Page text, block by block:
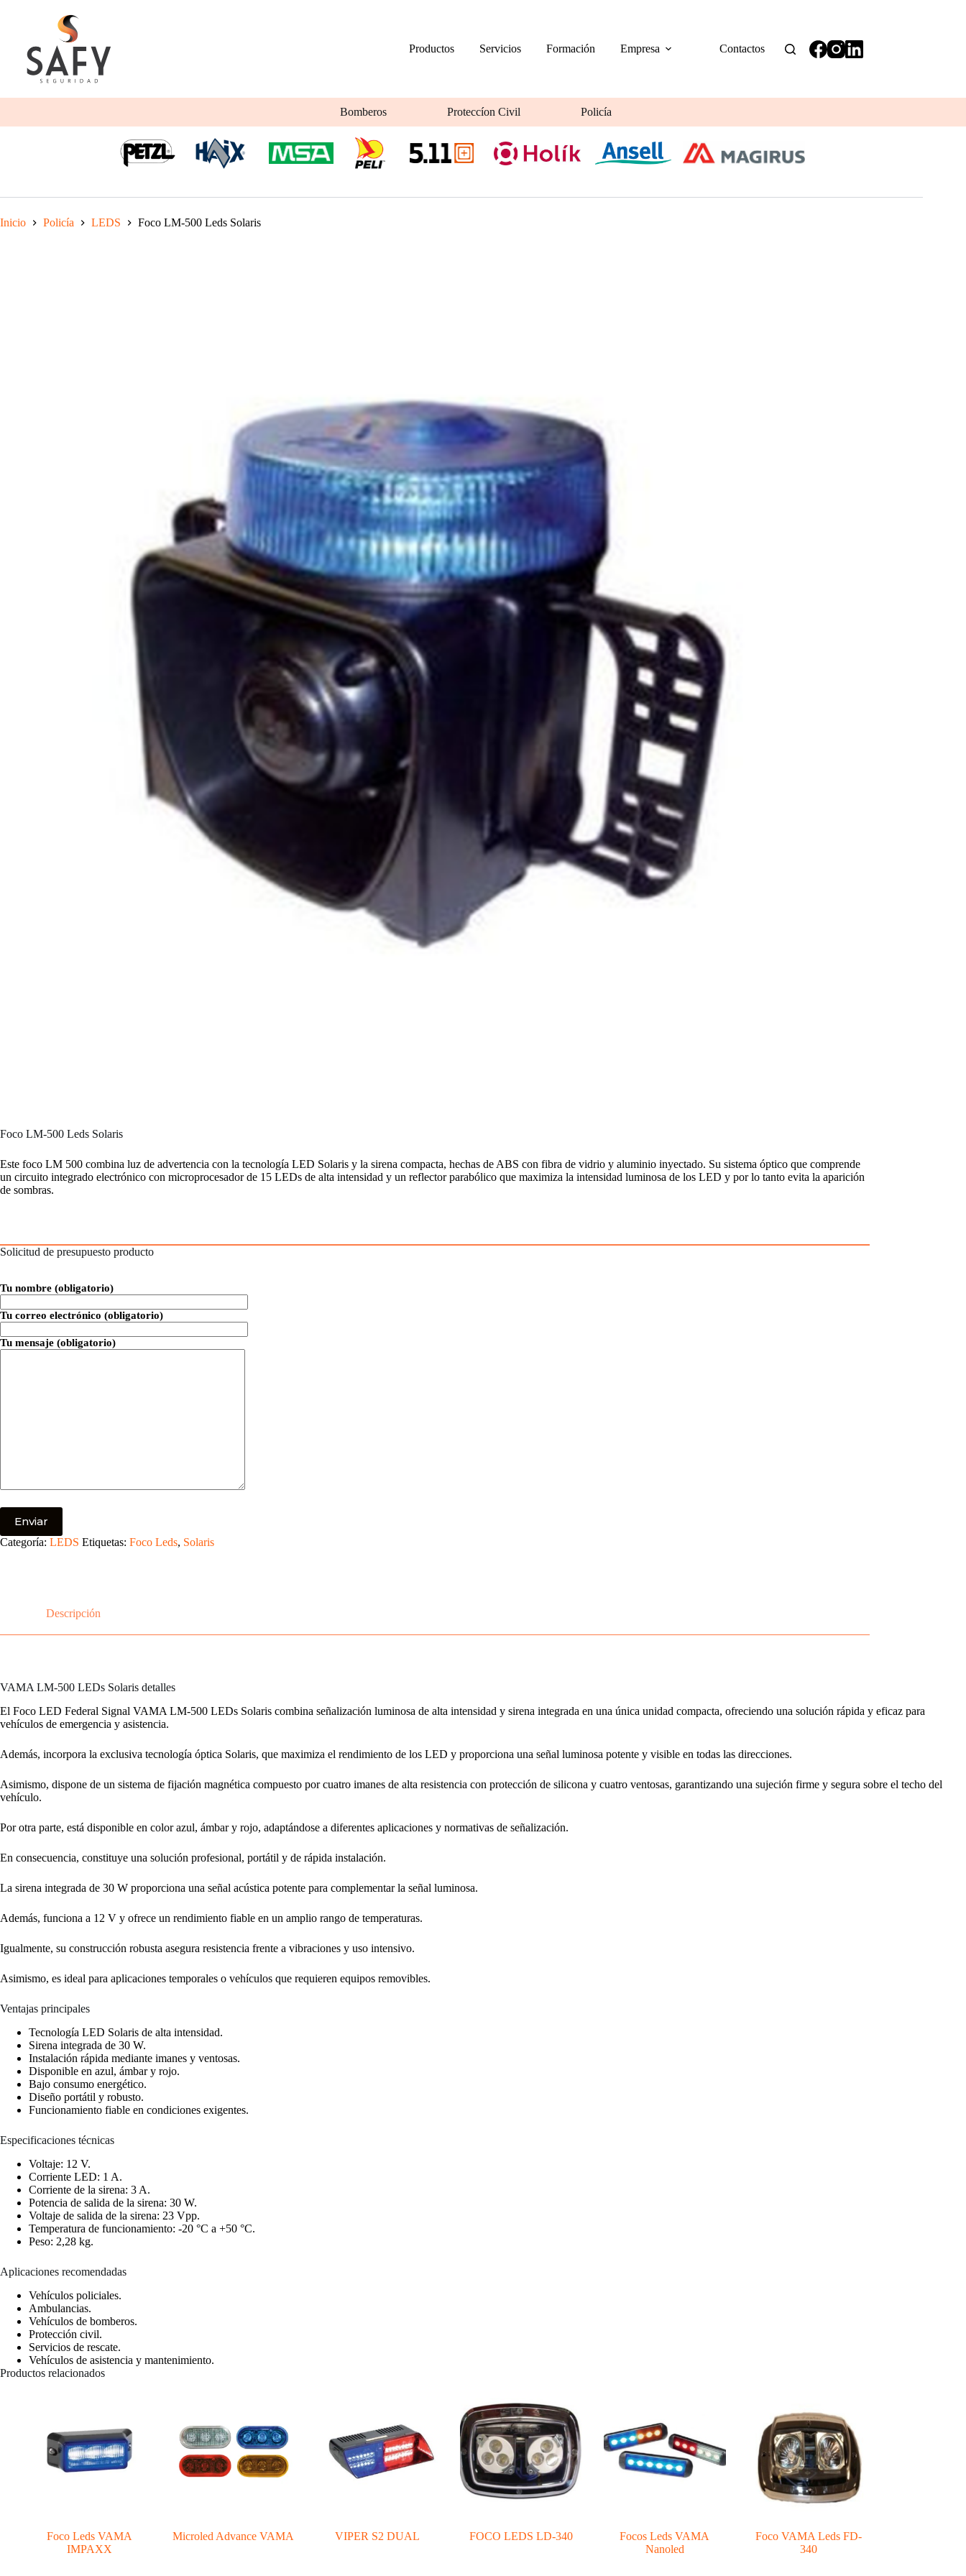
Productos
Servicios Formación Empresa Contactos
Bomberos Proteccíon Civil Policía
Inicio Policía LEDS Foco LM-500 Leds Solaris
Foco LM-500 Leds Solaris
Este foco LM 500 combina luz de advertencia con la tecnología LED Solaris y la sirena compacta, hechas de ABS con fibra de vidrio y aluminio inyectado. Su sistema óptico que comprende
un circuito integrado electrónico con microprocesador de 15 LEDs de alta intensidad y un reflector parabólico que maximiza la intensidad luminosa de los LED y por lo tanto evita la aparición
de sombras.
Solicitud de presupuesto producto
Tu nombre (obligatorio)
Tu correo electrónico (obligatorio)
Tu mensaje (obligatorio)
Categoría: LEDS Etiquetas: Foco Leds, Solaris
Descripción
VAMA LM-500 LEDs Solaris detalles
El Foco LED Federal Signal VAMA LM-500 LEDs Solaris combina señalización luminosa de alta intensidad y sirena integrada en una única unidad compacta, ofreciendo una solución rápida y eficaz para
vehículos de emergencia y asistencia.
Además, incorpora la exclusiva tecnología óptica Solaris, que maximiza el rendimiento de los LED y proporciona una señal luminosa potente y visible en todas las direcciones.
Asimismo, dispone de un sistema de fijación magnética compuesto por cuatro imanes de alta resistencia con protección de silicona y cuatro ventosas, garantizando una sujeción firme y segura sobre el techo del
vehículo.
Por otra parte, está disponible en color azul, ámbar y rojo, adaptándose a diferentes aplicaciones y normativas de señalización.
En consecuencia, constituye una solución profesional, portátil y de rápida instalación.
La sirena integrada de 30 W proporciona una señal acústica potente para complementar la señal luminosa.
Además, funciona a 12 V y ofrece un rendimiento fiable en un amplio rango de temperaturas.
Igualmente, su construcción robusta asegura resistencia frente a vibraciones y uso intensivo.
Asimismo, es ideal para aplicaciones temporales o vehículos que requieren equipos removibles.
Ventajas principales
Tecnología LED Solaris de alta intensidad.
Sirena integrada de 30 W.
Instalación rápida mediante imanes y ventosas.
Disponible en azul, ámbar y rojo.
Bajo consumo energético.
Diseño portátil y robusto.
Funcionamiento fiable en condiciones exigentes.
Especificaciones técnicas
Voltaje: 12 V.
Corriente LED: 1 A.
Corriente de la sirena: 3 A.
Potencia de salida de la sirena: 30 W.
Voltaje de salida de la sirena: 23 Vpp.
Temperatura de funcionamiento: -20 °C a +50 °C.
Peso: 2,28 kg.
Aplicaciones recomendadas
Vehículos policiales.
Ambulancias.
Vehículos de bomberos.
Protección civil.
Servicios de rescate.
Vehículos de asistencia y mantenimiento.
Productos relacionados
Foco Leds VAMA
IMPAXX
Microled Advance VAMA VIPER S2 DUAL FOCO LEDS LD-340
Focos Leds VAMA
Nanoled
Foco VAMA Leds FD-
340